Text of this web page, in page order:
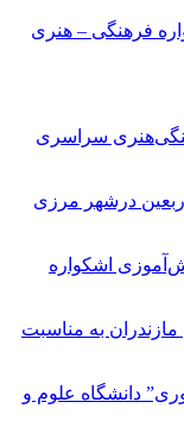
فرهنگی‌ – هنری
سراسری
درشهر مرزی
اشکواره
به مناسبت
دانشگاه علوم و